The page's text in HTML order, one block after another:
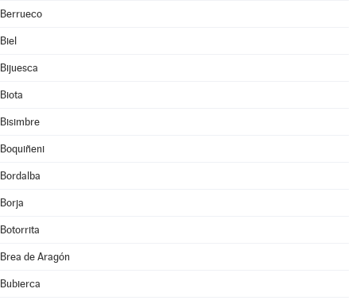
Berrueco
Biel
Bijuesca
Biota
Bisimbre
Boquiñeni
Bordalba
Borja
Botorrita
Brea de Aragón
Bubierca